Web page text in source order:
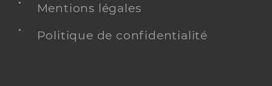
Mentions légales
Politique de confidentialité